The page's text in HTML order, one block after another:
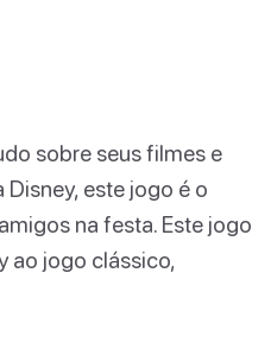
sobre seus filmes e
este jogo é o
na festa. Este jogo
ao jogo clássico,